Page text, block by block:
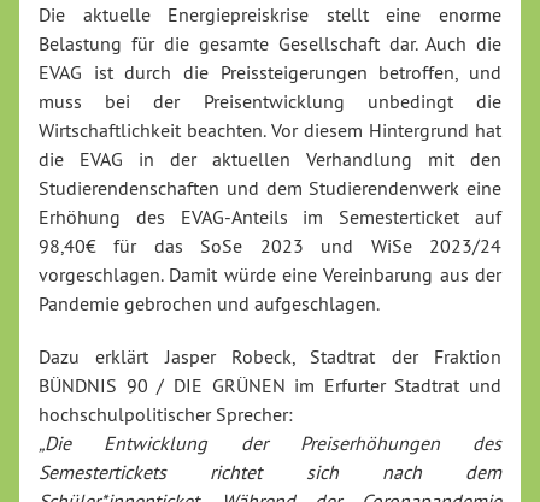
Die aktuelle Energiepreiskrise stellt eine enorme
Belastung für die gesamte Gesellschaft dar. Auch die
EVAG ist durch die Preissteigerungen betroffen, und
muss bei der Preisentwicklung unbedingt die
Wirtschaftlichkeit beachten. Vor diesem Hintergrund hat
die EVAG in der aktuellen Verhandlung mit den
Studierendenschaften und dem Studierendenwerk eine
Erhöhung des EVAG-Anteils im Semesterticket auf
98,40€ für das SoSe 2023 und WiSe 2023/24
vorgeschlagen. Damit würde eine Vereinbarung aus der
Pandemie gebrochen und aufgeschlagen.
Dazu erklärt Jasper Robeck, Stadtrat der Fraktion
BÜNDNIS 90 / DIE GRÜNEN im Erfurter Stadtrat und
hochschulpolitischer Sprecher:
„Die Entwicklung der Preiserhöhungen des
Semestertickets richtet sich nach dem